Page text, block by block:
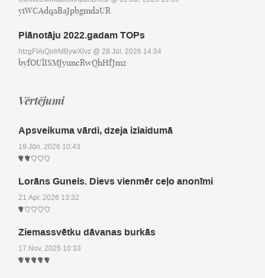
yiWCAdqaBaJpbgmdaUR
Plānotāju 2022.gadam TOPs
htzgFIAiQoIrMBywXlvz @ 28.Jūl, 2026 14:34
byfOUlISMJyuncRwQhHfJmz
Vērtējumi
Apsveikuma vārdi, dzeja izlaidumā
19.Jūn, 2026 10:43
Lorāns Gunels. Dievs vienmēr ceļo anonīmi
21.Apr, 2026 13:32
Ziemassvētku dāvanas burkās
17.Nov, 2025 10:33